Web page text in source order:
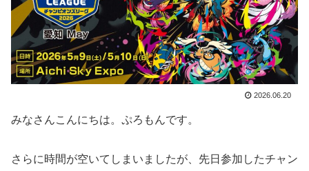
2026.06.20
みなさんこんにちは。ぷろもんです。
さらに時間が空いてしまいましたが、先日参加したチャン